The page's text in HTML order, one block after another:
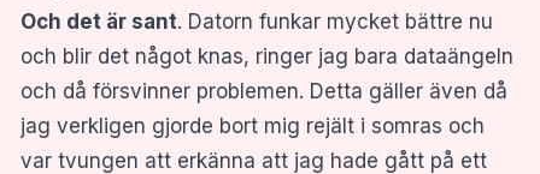
Och det är sant. Datorn funkar mycket bättre nu
och blir det något knas, ringer jag bara dataängeln
och då försvinner problemen. Detta gäller även då
jag verkligen gjorde bort mig rejält i somras och
var tvungen att erkänna att jag hade gått på ett